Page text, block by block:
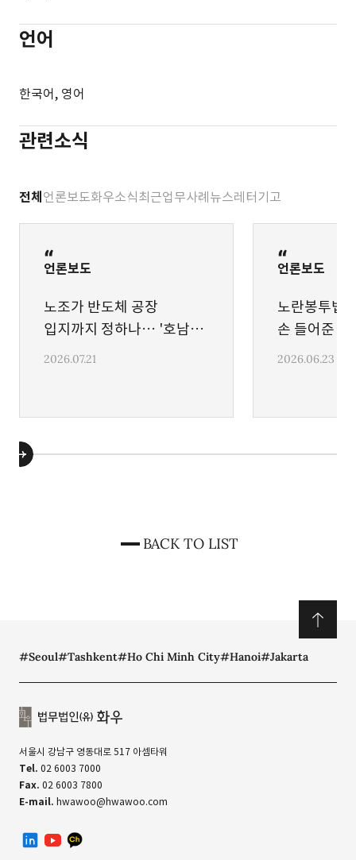
노동조합 관련 손해배상소송 대응
중대재해 관련 노동청 및 검찰청 수사 대응
언어
한국어, 영어
관련소식
전체 언론보도화우소식최근업무사례 뉴스레터 기고
언론보도
2026.07.21
노조가 반도체 공장
입지까지 정하나… '호남
프로젝트' 교섭 범위 논란
언론보도
2026.06.23
노란봉투법
손 들어준
BACK TO LIST
#Seoul#Tashkent#Ho Chi Minh City#Hanoi#Jakarta
서울시 강남구 영동대로 517 아셈타워
Tel. 02 6003 7000
Fax. 02 6003 7800
E-mail. hwawoo@hwawoo.com